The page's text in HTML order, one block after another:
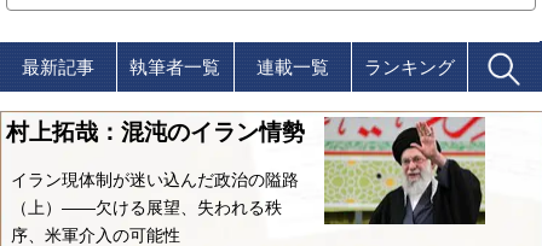
最新記事 執筆者一覧 連載一覧 ランキング
村上拓哉：混沌のイラン情勢
イラン現体制が迷い込んだ政治の隘路
（上）――欠ける展望、失われる秩
序、米軍介入の可能性